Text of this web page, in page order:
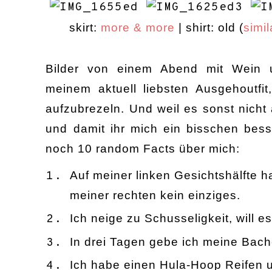
skirt: more & more | shirt: old (
Bilder von einem Abend mit Wein
meinem aktuell liebsten Ausgehou
aufzubrezeln. Und weil es sonst
und damit i hr mich ein bisschen
noch 10 random Facts über mich:
Auf meiner linken Gesichtshälfte
meiner rechten kein einziges.
Ich neige zu Schusseligkeit, will
In drei Tagen gebe ich meine
Ich habe einen Hula-Hoop Reifen